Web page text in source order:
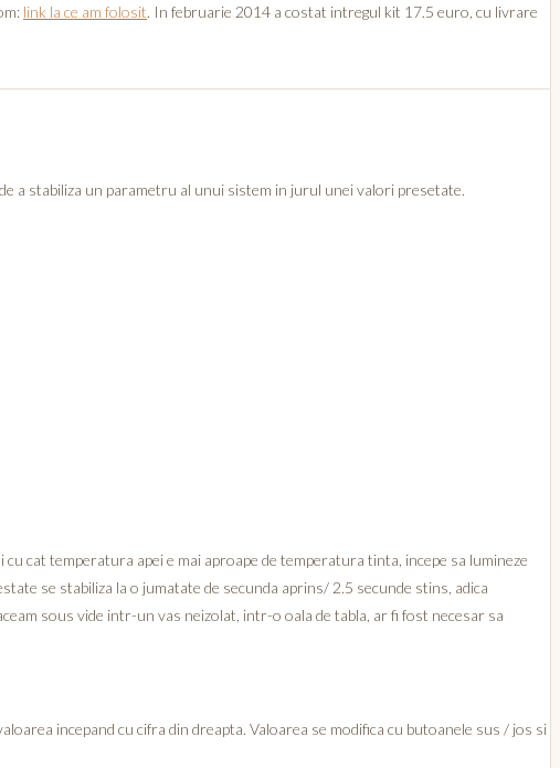
link la ce am folosit. In februarie 2014 a costat intregul kit 17.5 euro, cu livrare
a stabiliza un parametru al unui sistem in jurul unei valori presetate.
cat temperatura apei e mai aproape de temperatura tinta, incepe sa lumineze
se stabiliza la o jumatate de secunda aprins/ 2.5 secunde stins, adica
sous vide intr-un vas neizolat, intr-o oala de tabla, ar fi fost necesar sa
incepand cu cifra din dreapta. Valoarea se modifica cu butoanele sus / jos si